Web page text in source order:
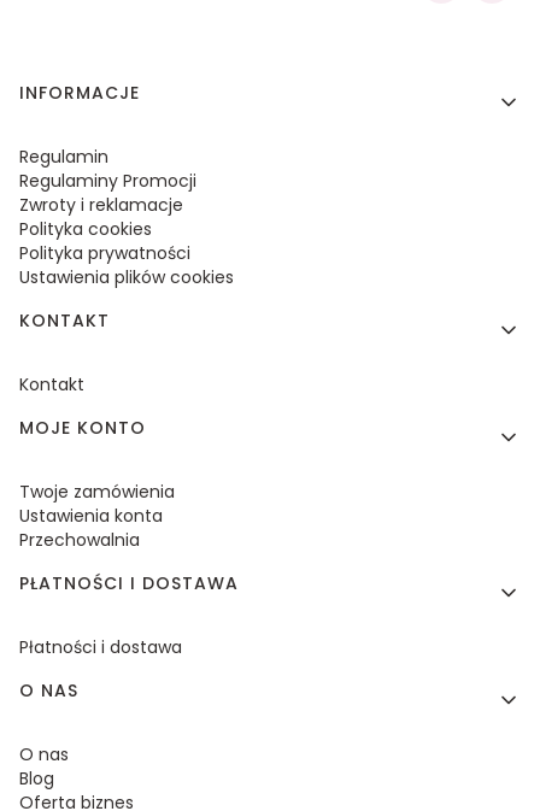
Linki w stopce
INFORMACJE
Regulamin
Regulaminy Promocji
Zwroty i reklamacje
Polityka cookies
Polityka prywatności
Ustawienia plików cookies
KONTAKT
Kontakt
MOJE KONTO
Twoje zamówienia
Ustawienia konta
Przechowalnia
PŁATNOŚCI I DOSTAWA
Płatności i dostawa
O NAS
O nas
Blog
Oferta biznes